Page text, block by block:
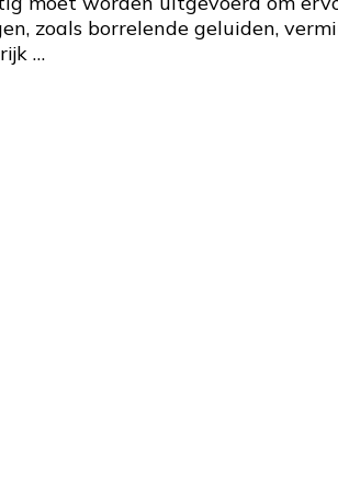
zoals borrelende geluiden,
…